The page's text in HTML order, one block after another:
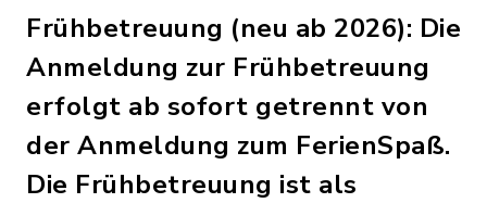
Frühbetreuung (neu ab 2026): Die
Anmeldung zur Frühbetreuung
erfolgt ab sofort getrennt von
der Anmeldung zum FerienSpaß.
Die Frühbetreuung ist als